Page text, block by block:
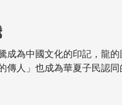
成為中國文化的印記，龍的
傳人」也成為華夏子民認